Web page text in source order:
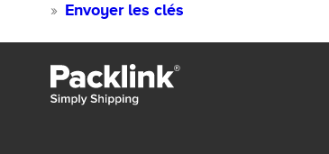
Envoyer les clés